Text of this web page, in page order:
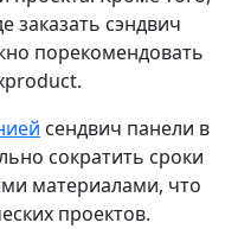
заказать сэндвич
порекомендовать
сендвич панели в
сократить сроки
материалами, что
проектов.